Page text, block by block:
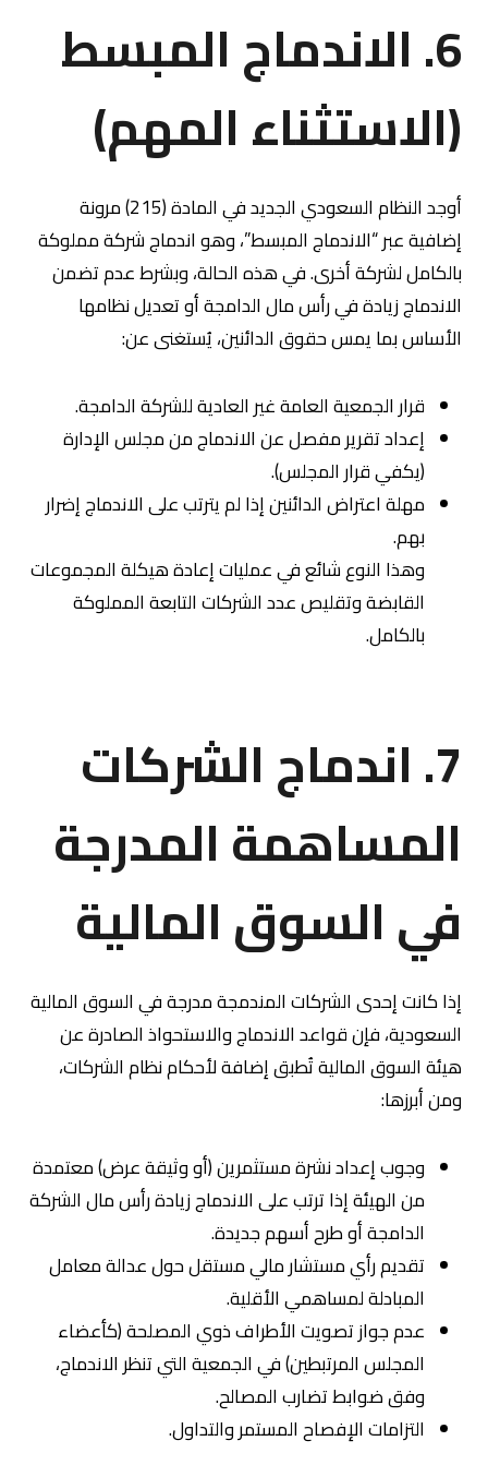
6. الاندماج المبسط
(الاستثناء المهم)
أوجد النظام السعودي الجديد في المادة (215) مرونة
إضافية عبر “الاندماج المبسط”، وهو اندماج شركة مملوكة
بالكامل لشركة أخرى. في هذه الحالة، وبشرط عدم تضمن
الاندماج زيادة في رأس مال الدامجة أو تعديل نظامها
الأساس بما يمس حقوق الدائنين، يُستغنى عن:
قرار الجمعية العامة غير العادية للشركة الدامجة.
إعداد تقرير مفصل عن الاندماج من مجلس الإدارة
(يكفي قرار المجلس).
مهلة اعتراض الدائنين إذا لم يترتب على الاندماج إضرار
بهم.
وهذا النوع شائع في عمليات إعادة هيكلة المجموعات
القابضة وتقليص عدد الشركات التابعة المملوكة
بالكامل.
7. اندماج الشركات
المساهمة المدرجة
في السوق المالية
إذا كانت إحدى الشركات المندمجة مدرجة في السوق المالية
السعودية، فإن قواعد الاندماج والاستحواذ الصادرة عن
هيئة السوق المالية تُطبق إضافة لأحكام نظام الشركات،
ومن أبرزها:
وجوب إعداد نشرة مستثمرين (أو وثيقة عرض) معتمدة
من الهيئة إذا ترتب على الاندماج زيادة رأس مال الشركة
الدامجة أو طرح أسهم جديدة.
تقديم رأي مستشار مالي مستقل حول عدالة معامل
المبادلة لمساهمي الأقلية.
عدم جواز تصويت الأطراف ذوي المصلحة (كأعضاء
المجلس المرتبطين) في الجمعية التي تنظر الاندماج،
وفق ضوابط تضارب المصالح.
التزامات الإفصاح المستمر والتداول.